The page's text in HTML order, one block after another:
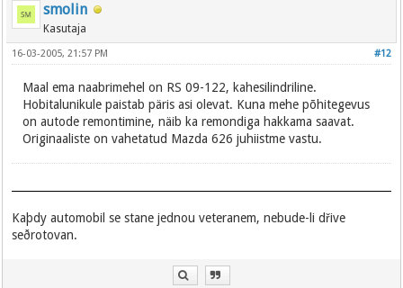
smolin
Kasutaja
#12
16-03-2005, 21:57 PM
Maal ema naabrimehel on RS 09-122, kahesilindriline.
Hobitalunikule paistab päris asi olevat. Kuna mehe põhitegevus
on autode remontimine, näib ka remondiga hakkama saavat.
Originaaliste on vahetatud Mazda 626 juhiistme vastu.
Kaþdy automobil se stane jednou veteranem, nebude-li dřive
seðrotovan.